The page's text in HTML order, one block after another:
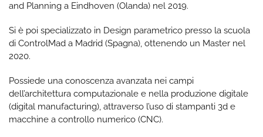
and Planning a Eindhoven (Olanda) nel 2019.
Si è poi specializzato in Design parametrico presso la scuola
di ControlMad a Madrid (Spagna), ottenendo un Master nel
2020.
Possiede una conoscenza avanzata nei campi
dell’architettura computazionale e nella produzione digitale
(digital manufacturing), attraverso l’uso di stampanti 3d e
macchine a controllo numerico (CNC).